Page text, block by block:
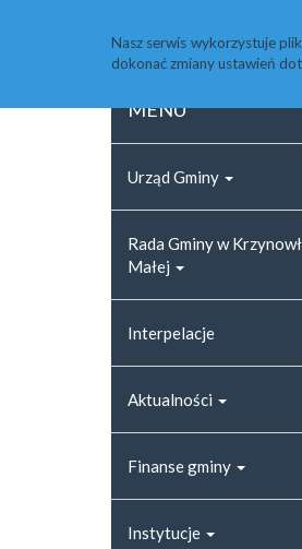
Nasz serwis wykorzystuje
dokonać zmiany ustawień
MENU
Urząd Gminy
Rada Gminy w
Małej
Interpelacje
Aktualności
Finanse gminy
Instytucje